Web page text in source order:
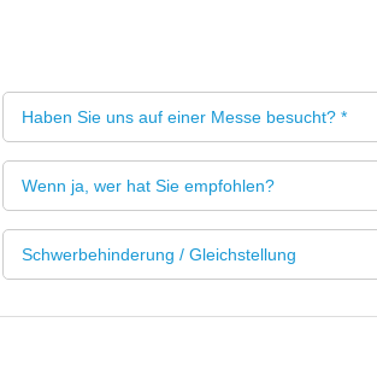
Haben Sie uns auf einer Messe besucht? *
Schwerbehinderung / Gleichstellung